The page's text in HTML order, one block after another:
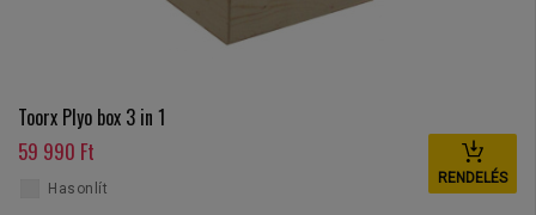
Toorx Plyo box 3 in 1
59 990 Ft
RENDELÉS
Hasonlít